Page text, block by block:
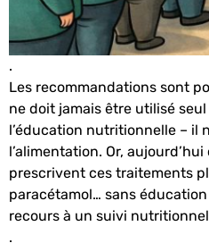
.
Les recommandations sont
ne doit jamais être utilisé
l’éducation nutritionnelle – il
l’alimentation. Or,
prescrivent ces traitements
paracétamol… sans
recours à un suivi
.